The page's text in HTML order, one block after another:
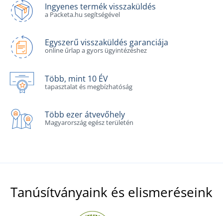
Ingyenes termék visszaküldés
a Packeta.hu segítségével
Egyszerű visszaküldés garanciája
online űrlap a gyors ügyintézéshez
Több, mint 10 ÉV
tapasztalat és megbízhatóság
Több ezer átvevőhely
Magyarország egész területén
Tanúsítványaink és elismeréseink